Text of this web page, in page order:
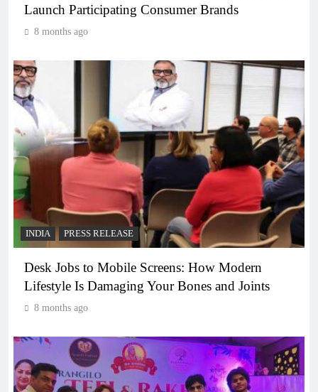
Launch Participating Consumer Brands
8 months ago
INDIA PRESS RELEASE
Desk Jobs to Mobile Screens: How Modern
Lifestyle Is Damaging Your Bones and Joints
8 months ago